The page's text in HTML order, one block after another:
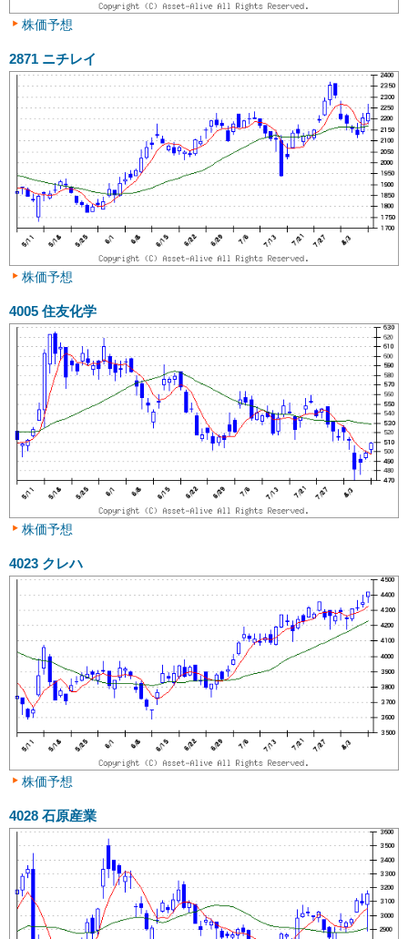
株価予想
2871 ニチレイ
株価予想
4005 住友化学
株価予想
4023 クレハ
株価予想
4028 石原産業